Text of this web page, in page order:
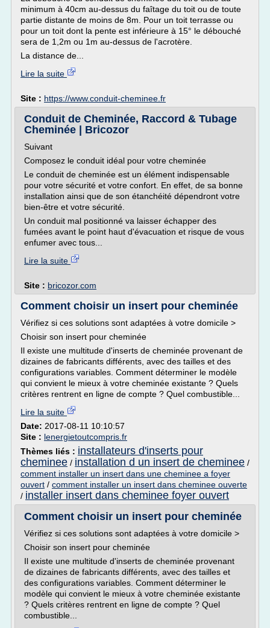
minimum à 40cm au-dessus du faîtage du toit ou de toute
partie distante de moins de 8m. Pour un toit terrasse ou
pour un toit dont la pente est inférieure à 15° le débouché
sera de 1,2m ou 1m au-dessus de l'acrotère.
La distance de...
Lire la suite
Site : https://www.conduit-cheminee.fr
Conduit de Cheminée, Raccord & Tubage
Cheminée | Bricozor
Suivant
Composez le conduit idéal pour votre cheminée
Le conduit de cheminée est un élément indispensable
pour votre sécurité et votre confort. En effet, de sa bonne
installation ainsi que de son étanchéité dépendront votre
bien-être et votre sécurité.
Un conduit mal positionné va laisser échapper des
fumées avant le point haut d'évacuation et risque de vous
enfumer avec tous...
Lire la suite
Site : bricozor.com
Comment choisir un insert pour cheminée
Vérifiez si ces solutions sont adaptées à votre domicile >
Choisir son insert pour cheminée
Il existe une multitude d'inserts de cheminée provenant de
dizaines de fabricants différents, avec des tailles et des
configurations variables. Comment déterminer le modèle
qui convient le mieux à votre cheminée existante ? Quels
critères rentrent en ligne de compte ? Quel combustible...
Lire la suite
Date: 2017-08-11 10:10:57
Site : lenergietoutcompris.fr
Thèmes liés : installateurs d'inserts pour
cheminee / installation d un insert de cheminee /
comment installer un insert dans une cheminee a foyer
ouvert / comment installer un insert dans cheminee ouverte
/ installer insert dans cheminee foyer ouvert
Comment choisir un insert pour cheminée
Vérifiez si ces solutions sont adaptées à votre domicile >
Choisir son insert pour cheminée
Il existe une multitude d'inserts de cheminée provenant
de dizaines de fabricants différents, avec des tailles et
des configurations variables. Comment déterminer le
modèle qui convient le mieux à votre cheminée existante
? Quels critères rentrent en ligne de compte ? Quel
combustible...